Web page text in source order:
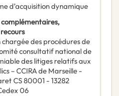
d’acquisition dynamique
des procédures de
consultatif national de
des litiges relatifs aux
– CCIRA de Marseille -
CS 80001 - 13282
06